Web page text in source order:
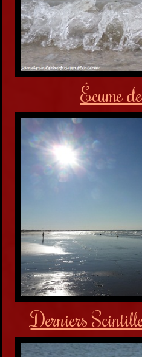
Écume
Derniers